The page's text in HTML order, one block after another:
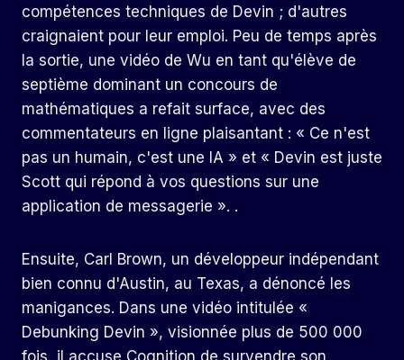
compétences techniques de Devin ; d'autres
craignaient pour leur emploi. Peu de temps après
la sortie, une vidéo de Wu en tant qu'élève de
septième dominant un concours de
mathématiques a refait surface, avec des
commentateurs en ligne plaisantant : « Ce n'est
pas un humain, c'est une IA » et « Devin est juste
Scott qui répond à vos questions sur une
application de messagerie ». .
Ensuite, Carl Brown, un développeur indépendant
bien connu d'Austin, au Texas, a dénoncé les
manigances. Dans une vidéo intitulée «
Debunking Devin », visionnée plus de 500 000